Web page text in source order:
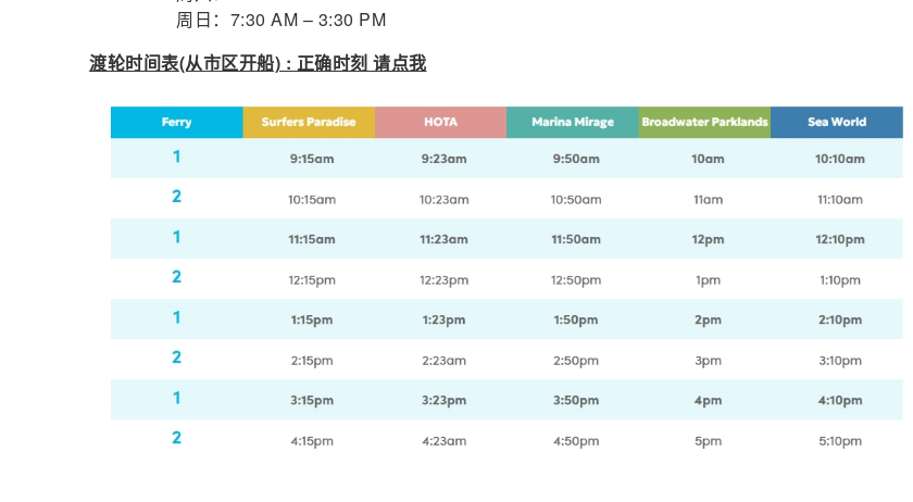
周日：7:30 AM – 3:30 PM
渡轮时间表(从市区开船) : 正确时刻 请点我